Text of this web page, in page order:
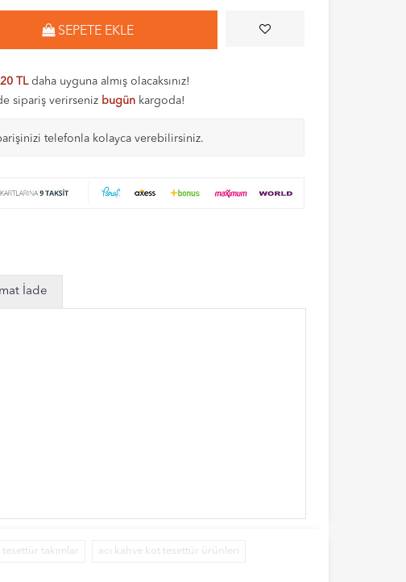
SEPETE EKLE
TLdaha uyguna almış olacaksınız!
sipariş verirseniz bugün kargoda!
telefonla kolayca verebilirsiniz.
İade
tesettür takımlar acı kahve kot tesettür ürünleri